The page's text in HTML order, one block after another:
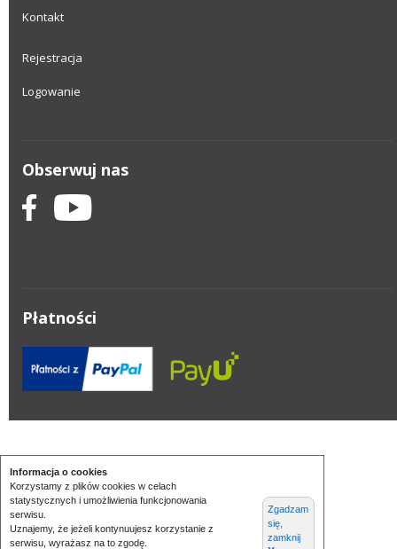
Informacja o cookies
Korzystamy z plików cookies w celach
statystycznych i umożliwienia funkcjonowania
serwisu.
Uznajemy, że jeżeli kontynuujesz korzystanie z
serwisu, wyrażasz na to zgodę.
Zgadzam
się,
zamknij
Kontakt
Rejestracja
Logowanie
Obserwuj nas
Płatności